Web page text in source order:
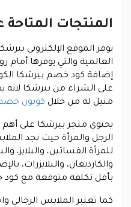
المنتجات
يوفر الموقع الإلكتروني
العالمية والتي يوفرها
إضافة كود خصم بيرشكا
على الشراء من بيرشكا لانه
مثيل له من خلال كوبون
يحتوي متجر بيرشكا على أهم
الرجل والمرأة حيث نجد
للمرأة الفساتين، والبلايز،
والكارديغان، والبلايزرات،
بأقل تكلفة متوقعة مع
كما تعتبر الملابس الرجالي